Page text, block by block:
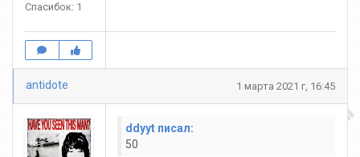
Спасибок: 1
antidote 1 марта 2021 г, 16:45
ddyyt писал:
50